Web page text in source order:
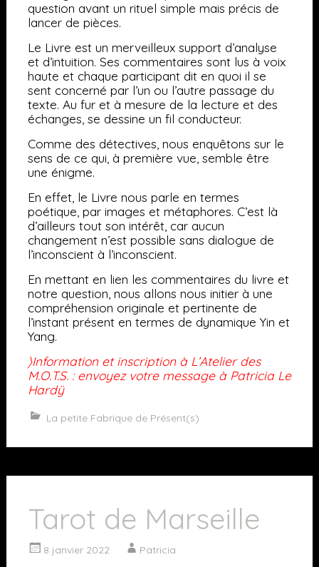
question avant un rituel simple mais précis de
lancer de pièces.
Le Livre est un merveilleux support d’analyse
et d’intuition. Ses commentaires sont lus à voix
haute et chaque participant dit en quoi il se
sent concerné par l’un ou l’autre passage du
texte. Au fur et à mesure de la lecture et des
échanges, se dessine un fil conducteur.
Comme des détectives, nous enquêtons sur le
sens de ce qui, à première vue, semble être
une énigme.
En effet, le Livre nous parle en termes
poétique, par images et métaphores. C’est là
d’ailleurs tout son intérêt, car aucun
changement n’est possible sans dialogue de
l’inconscient à l’inconscient.
En mettant en lien les commentaires du livre et
notre question, nous allons nous initier à une
compréhension originale et pertinente de
l’instant présent en termes de dynamique Yin et
Yang.
〉Information et inscription à L’Atelier des
M.O.T.S. : envoyez votre message à Patricia Le
Hardÿ
La petite Fabrique de Présent(s)
Tarot de Marseille
8 janvier 2022 Patricia